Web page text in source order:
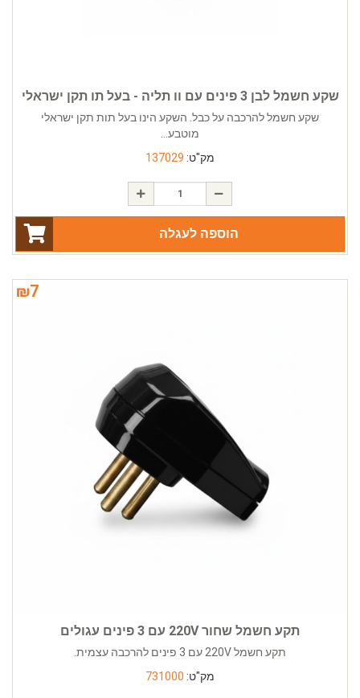
שקע חשמל לבן 3 פינים עם וו תליה - בעל תו תקן ישראלי
שקע חשמל להרכבה על כבל. השקע הינו בעל תות תקן ישראלי
מוטבע...
מק"ט: 137029
הוספה לעגלה
₪7
תקע חשמל שחור 220V עם 3 פינים עגולים
תקע חשמל 220V עם 3 פינים להרכבה עצמית.
מק"ט: 731000